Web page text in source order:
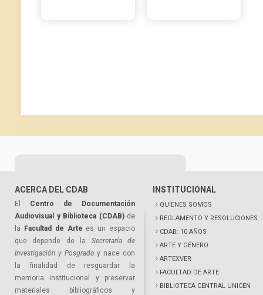
ACERCA DEL CDAB
El Centro de Documentación
Audiovisual y Biblioteca (CDAB)de
la
Facultad de Arte es un espacio
que depende de la Secretaría de
Investigación y Posgrado y nace con
la finalidad de resguardar la
memoria institucional y preservar
materiales bibliográficos y
INSTITUCIONAL
QUIENES SOMOS
REGLAMENTO Y RESOLUCIONES
CDAB: 10 AÑOS
ARTE Y GÉNERO
ARTEXVER
FACULTAD DE ARTE
BIBLIOTECA CENTRAL UNICEN